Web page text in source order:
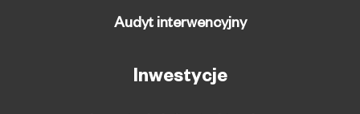
Audyt interwencyjny
Inwestycje